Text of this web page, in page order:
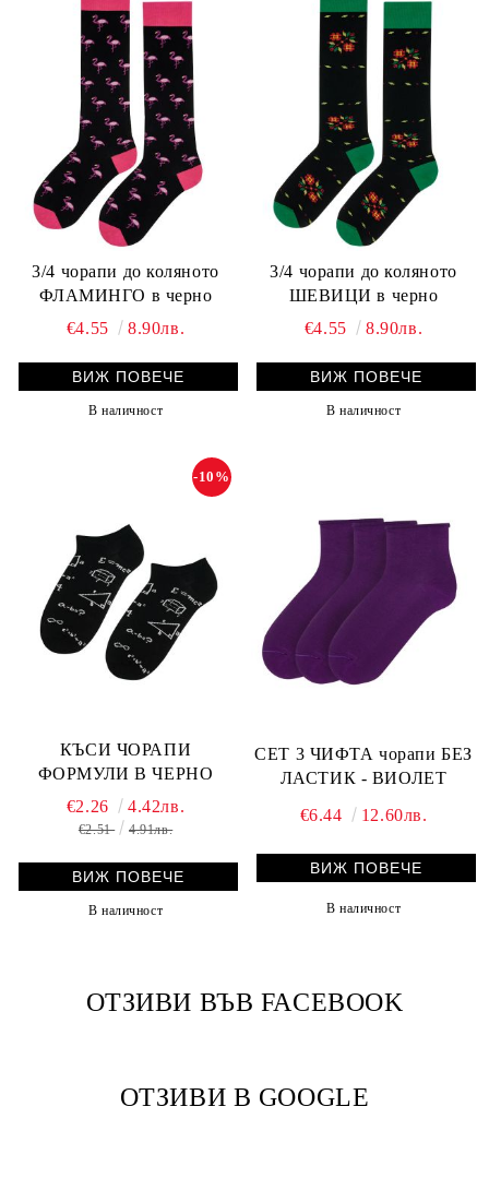
3/4 чорапи до коляното
ФЛАМИНГО в черно
€4.55
8.90лв.
ВИЖ ПОВЕЧЕ
В наличност
3/4 чорапи до коляното
ШЕВИЦИ в черно
€4.55
8.90лв.
ВИЖ ПОВЕЧЕ
В наличност
КЪСИ ЧОРАПИ
ФОРМУЛИ В ЧЕРНО
-10%
€2.26 4.42лв.
€2.51 4.91лв.
ВИЖ ПОВЕЧЕ
В наличност
СЕТ 3 ЧИФТА чорапи БЕЗ
ЛАСТИК - ВИОЛЕТ
€6.44
12.60лв.
ВИЖ ПОВЕЧЕ
В наличност
ОТЗИВИ ВЪВ FACEBOOK
ОТЗИВИ В GOOGLE